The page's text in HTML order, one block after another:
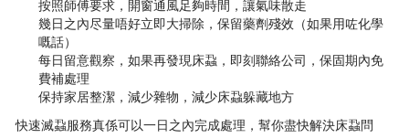
按照師傅要求，開窗通風足夠時間，讓氣味散走
幾日之內尽量唔好立即大掃除，保留藥劑殘效（如果用咗化學
嘅話）
每日留意觀察，如果再發現床蝨，即刻聯絡公司，保固期內免
費補處理
保持家居整潔，減少雜物，減少床蝨躲藏地方
快速滅蝨服務真係可以一日之內完成處理，幫你盡快解決床蝨問